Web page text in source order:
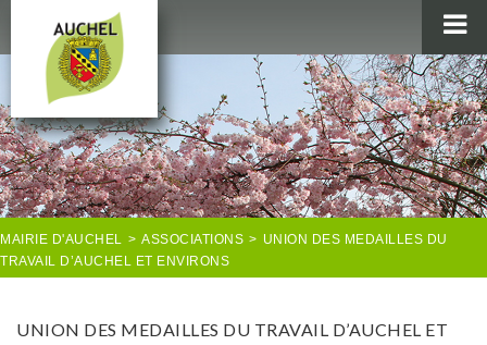
MAIRIE
AU QUOTIDIEN
AGENDA & LOISIRS
AUCHEL EN IMAGES
MAIRIE D'AUCHEL > ASSOCIATIONS > UNION DES MEDAILLES DU
TRAVAIL D’AUCHEL ET ENVIRONS
UNION DES MEDAILLES DU TRAVAIL D’AUCHEL ET